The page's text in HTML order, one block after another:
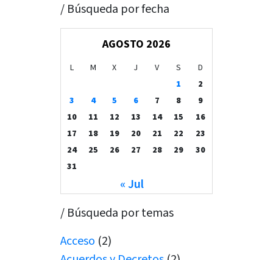
/ Búsqueda por fecha
AGOSTO 2026
L M X J V S
D
1
2
3
4 5 6 7 8
9
10
11 12 13 14 15
16
17
18 19 20 21 22
23
24
25 26 27 28 29
30
31
« Jul
/ Búsqueda por temas
Acceso (2)